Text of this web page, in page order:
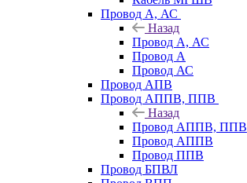
Провод А, АС
Назад
Провод А, АС
Провод А
Провод АС
Провод АПВ
Провод АППВ, ППВ
Назад
Провод АППВ, ППВ
Провод АППВ
Провод ППВ
Провод БПВЛ